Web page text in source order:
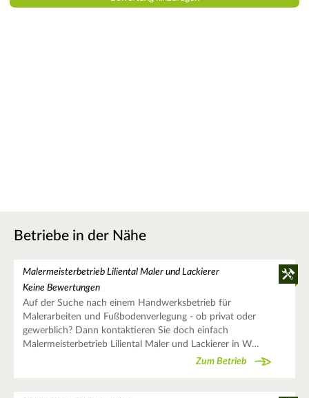
Betriebe in der Nähe
Malermeisterbetrieb Liliental Maler und Lackierer
Keine Bewertungen
Auf der Suche nach einem Handwerksbetrieb für
Malerarbeiten und Fußbodenverlegung - ob privat oder
gewerblich? Dann kontaktieren Sie doch einfach
Malermeisterbetrieb Liliental Maler und Lackierer in W…
Zum Betrieb